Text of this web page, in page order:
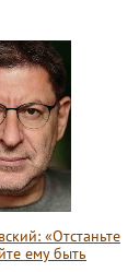
«Отстаньте
ему быть